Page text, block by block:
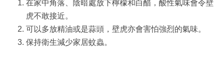
在家中角落、陰暗處放下檸檬和白醋，酸性氣味會令壁
虎不敢接近。
可以多放精油或是蒜頭，壁虎亦會害怕強烈的氣味。
保持衛生減少家居蚊蟲。